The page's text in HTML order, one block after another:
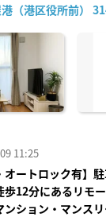
（港区役所前）
11:25
オートロック有】
歩12分にあるリモ
ション・マンスリ